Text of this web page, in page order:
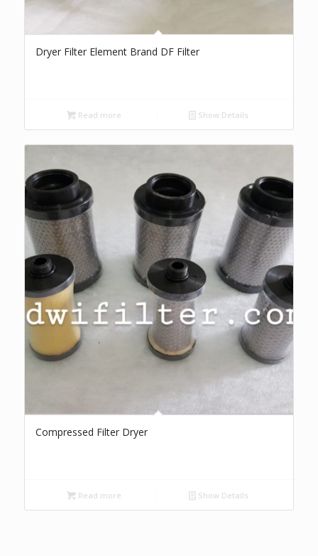
Dryer Filter Element Brand DF Filter
Read more Show Details
Compressed Filter Dryer
Read more Show Details